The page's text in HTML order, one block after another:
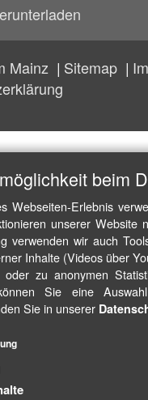
Mainz Sitemap
beim
Webseiten-Erlebnis
unserer Website
verwenden wir auch
Inhalte (Videos über
zu anonymen
Sie eine
Sie in unserer